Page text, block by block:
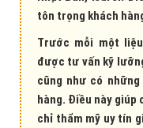
tôn trọng khách
Trước mỗi một
được tư vấn kỹ
cũng như có
hàng. Điều này giúp
chỉ thẩm mỹ uy tín